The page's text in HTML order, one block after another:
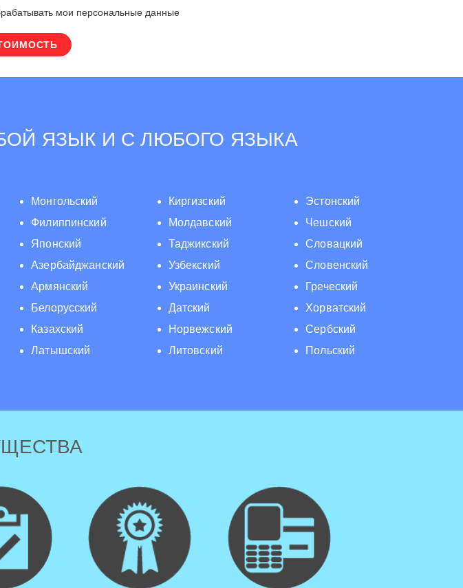
мои персональные данные
ЯЗЫК И С ЛЮБОГО ЯЗЫКА
Монгольский
Филиппинский
Японский
Азербайджанский
Армянский
Белорусский
Казахский
Латышский
Киргизский
Молдавский
Таджикский
Узбекский
Украинский
Датский
Норвежский
Литовский
Эстонский
Чешский
Словацкий
Словенский
Греческий
Хорватский
Сербский
Польский